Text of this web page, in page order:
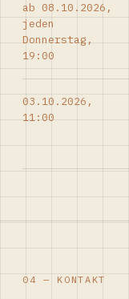
ab 08.10.2026,
jeden
Donnerstag,
19:00
03.10.2026,
11:00
04 — KONTAKT